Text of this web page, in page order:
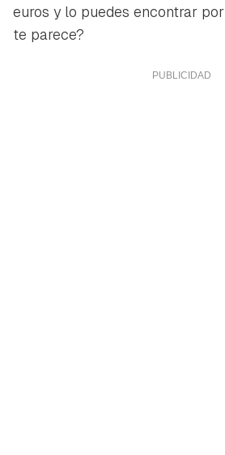
euros y lo puedes encontrar por
te parece?